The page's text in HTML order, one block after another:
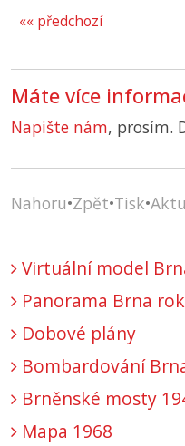
«« předchozí
Máte více
Napište nám, prosím.
Nahoru•Zpět•Tisk•
Virtuální model
Panorama Brna
Dobové plány
Bombardování
Brněnské mosty
Mapa 1968